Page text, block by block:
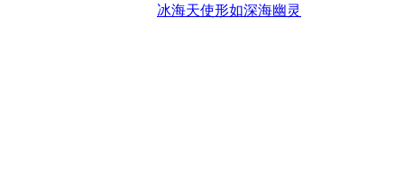
冰海天使形如深海幽灵